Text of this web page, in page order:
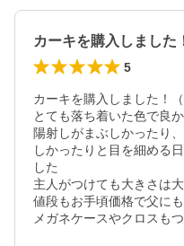
5
カーキを購入しました！
とても落ち着いた色で良
陽射しがまぶしかったり
しかったりと目を細める
した
主人がつけても大きさは
値段もお手頃価格で父に